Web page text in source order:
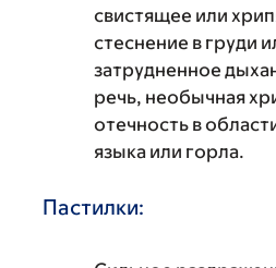
свистящее или
стеснение в груди
затрудненное
речь, необычная
отечность в
языка или горла.
Пастилки: